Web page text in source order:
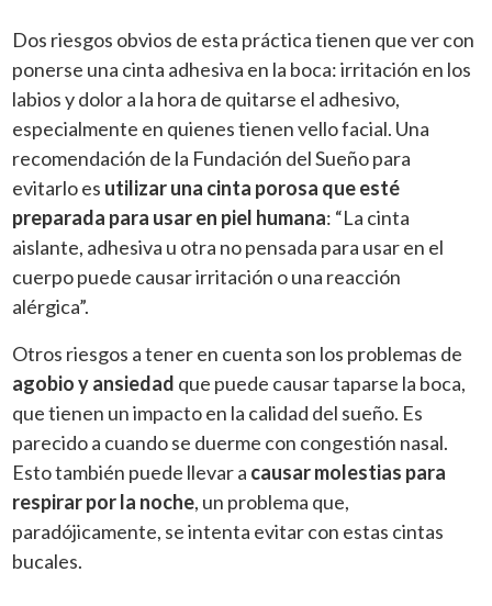
Dos riesgos obvios de esta práctica tienen que ver con
ponerse una cinta adhesiva en la boca: irritación en los
labios y dolor a la hora de quitarse el adhesivo,
especialmente en quienes tienen vello facial. Una
recomendación de la Fundación del Sueño para
evitarlo es utilizar una cinta porosa que esté
preparada para usar en piel humana: “La cinta
aislante, adhesiva u otra no pensada para usar en el
cuerpo puede causar irritación o una reacción
alérgica”.
Otros riesgos a tener en cuenta son los problemas de
agobio y ansiedad que puede causar taparse la boca,
que tienen un impacto en la calidad del sueño. Es
parecido a cuando se duerme con congestión nasal.
Esto también puede llevar a causar molestias para
respirar por la noche, un problema que,
paradójicamente, se intenta evitar con estas cintas
bucales.